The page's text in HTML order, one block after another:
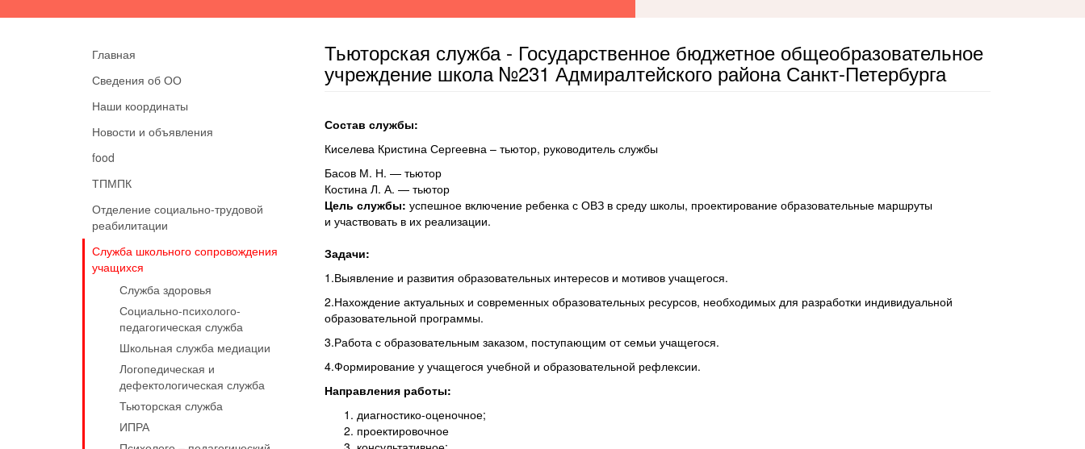
Главная
Сведения об ОО
Наши координаты
Новости и объявления
food
ТПМПК
Отделение социально-трудовой
реабилитации
Служба школьного сопровождения
учащихся
Служба здоровья
Социально-психолого-
педагогическая служба
Школьная служба медиации
Логопедическая и
дефектологическая служба
Тьюторская служба
ИПРА
Тьюторская служба - Государственное бюджетное общеобразовательное
учреждение школа №231 Адмиралтейского района Санкт-Петербурга
Состав службы:
Киселева Кристина Сергеевна – тьютор, руководитель службы
Басов М. Н. — тьютор
Костина Л. А. — тьютор
Цель службы: успешное включение ребенка с ОВЗ в среду школы, проектирование образовательные маршруты
и участвовать в их реализации.
Задачи:
1.Выявление и развития образовательных интересов и мотивов учащегося.
2.Нахождение актуальных и современных образовательных ресурсов, необходимых для разработки индивидуальной
образовательной программы.
3.Работа с образовательным заказом, поступающим от семьи учащегося.
4.Формирование у учащегося учебной и образовательной рефлексии.
Направления работы:
диагностико-оценочное;
проектировочное